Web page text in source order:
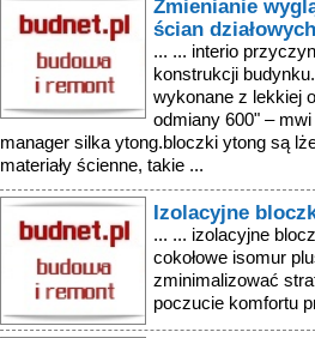
Zmienianie
ścian działowych
... ... interio
konstrukcji
wykonane z lekkiej
odmiany 600" –
manager silka ytong.bloczki ytong są
materiały ścienne, takie ...
Izolacyjne
... ... izolacyjne
cokołowe isomur
zminimalizować
poczucie komfortu